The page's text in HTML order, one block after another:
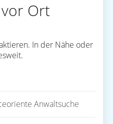
Ort
In der Nähe oder
Anwaltsuche